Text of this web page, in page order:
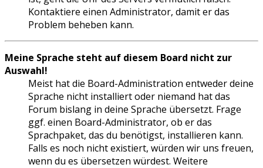
Kontaktiere einen Administrator, damit er das
Problem beheben kann.
Meine Sprache steht auf diesem Board nicht zur
Auswahl!
Meist hat die Board-Administration entweder deine
Sprache nicht installiert oder niemand hat das
Forum bislang in deine Sprache übersetzt. Frage
ggf. einen Board-Administrator, ob er das
Sprachpaket, das du benötigst, installieren kann.
Falls es noch nicht existiert, würden wir uns freuen,
wenn du es übersetzen würdest. Weitere